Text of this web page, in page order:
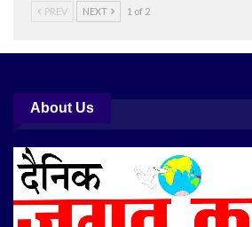
PREV NEXT 1 of 2
About Us